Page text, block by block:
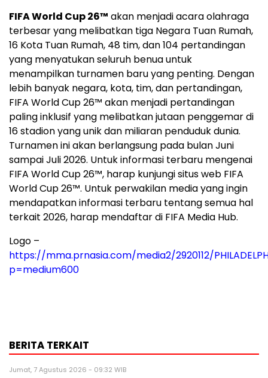
FIFA World Cup 26™ akan menjadi acara olahraga
terbesar yang melibatkan tiga Negara Tuan Rumah,
16 Kota Tuan Rumah, 48 tim, dan 104 pertandingan
yang menyatukan seluruh benua untuk
menampilkan turnamen baru yang penting. Dengan
lebih banyak negara, kota, tim, dan pertandingan,
FIFA World Cup 26™ akan menjadi pertandingan
paling inklusif yang melibatkan jutaan penggemar di
16 stadion yang unik dan miliaran penduduk dunia.
Turnamen ini akan berlangsung pada bulan Juni
sampai Juli 2026. Untuk informasi terbaru mengenai
FIFA World Cup 26™, harap kunjungi situs web FIFA
World Cup 26™. Untuk perwakilan media yang ingin
mendapatkan informasi terbaru tentang semua hal
terkait 2026, harap mendaftar di FIFA Media Hub.
Logo –
https://mma.prnasia.com/media2/2920112/
p=medium600
BERITA TERKAIT
Jumat, 7 Agustus 2026 - 09:32 WIB